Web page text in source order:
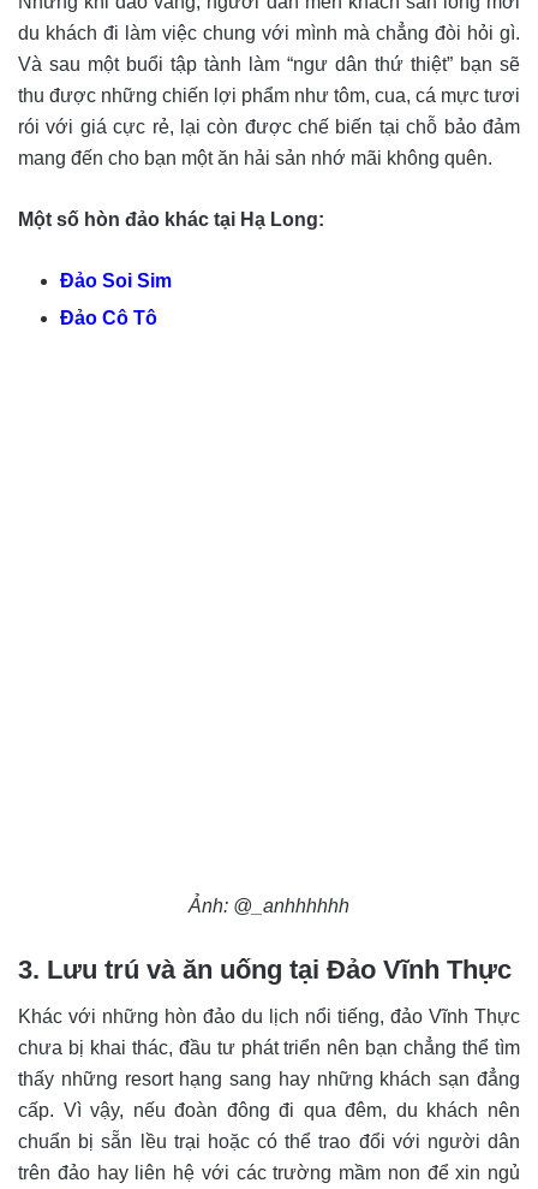
du khách đi làm việc chung với mình mà chẳng đòi hỏi gì.
Và sau một buổi tập tành làm “ngư dân thứ thiệt” bạn sẽ
thu được những chiến lợi phẩm như tôm, cua, cá mực tươi
rói với giá cực rẻ, lại còn được chế biến tại chỗ bảo đảm
mang đến cho bạn một ăn hải sản nhớ mãi không quên.
Một số hòn đảo khác tại Hạ Long:
Đảo Soi Sim
Đảo Cô Tô
Ảnh: @_anhhhhhh
3. Lưu trú và ăn uống tại Đảo Vĩnh Thực
Khác với những hòn đảo du lịch nổi tiếng, đảo Vĩnh Thực
chưa bị khai thác, đầu tư phát triển nên bạn chẳng thể tìm
thấy những resort hạng sang hay những khách sạn đẳng
cấp. Vì vậy, nếu đoàn đông đi qua đêm, du khách nên
chuẩn bị sẵn lều trại hoặc có thể trao đổi với người dân
trên đảo hay liên hệ với các trường mầm non để xin ngủ